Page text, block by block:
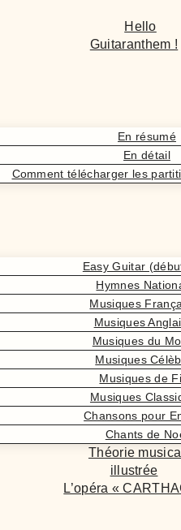
Hello
Guitaranthem !
En résumé
En détail
Comment télécharger les
Easy Guitar
Hymnes
Musiques
Musiques
Musiques du
Musiques
Musiques de
Musiques
Chansons pour
Chants de
Théorie
illustrée
L’opéra «